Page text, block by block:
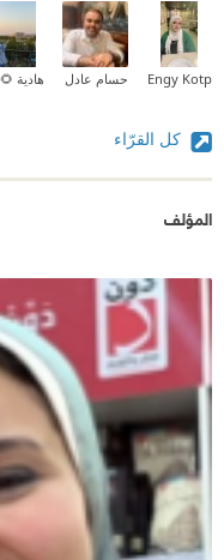
Engy Kotp حسام عادل هادية 🌻
كل القرّاء
المؤلف